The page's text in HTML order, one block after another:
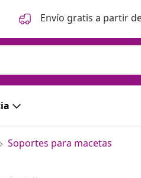
Envío gratis a partir
Soportes para macetas